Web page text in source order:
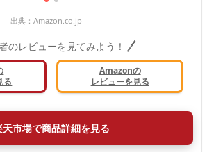
出典： Amazon.co.jp
のレビューを見てみよう！
る
Amazonの
レビューを見る
天市場で商品詳細を見る